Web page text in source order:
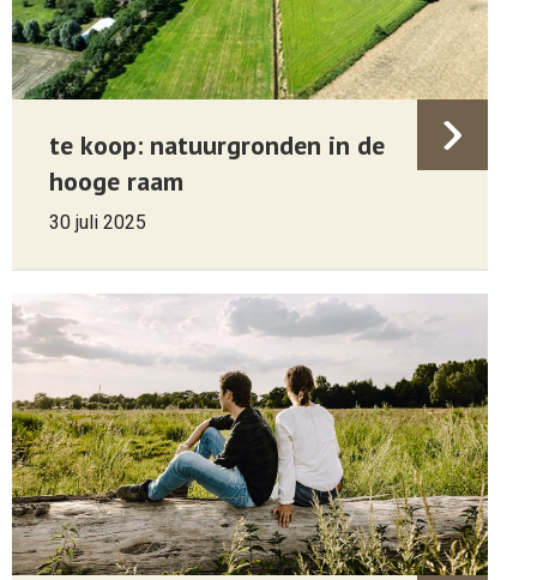
te koop: natuurgronden in de
hooge raam
30 juli 2025